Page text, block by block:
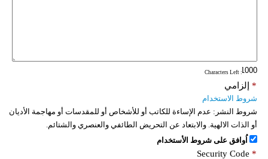
: Characters Left
إلزامي *
شروط الاستخدام
شروط النشر: عدم الإساءة للكاتب أو للأشخاص أو للمقدسات أو مهاجمة الأديان
أو الذات الالهية. والابتعاد عن التحريض الطائفي والعنصري والشتائم.
اُوافق على شروط الأستخدام
Security Code *